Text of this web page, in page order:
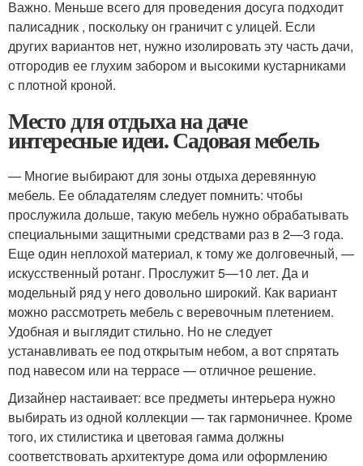
Важно. Меньше всего для проведения досуга подходит
палисадник , поскольку он граничит с улицей. Если
других вариантов нет, нужно изолировать эту часть дачи,
отгородив ее глухим забором и высокими кустарниками
с плотной кроной.
Место для отдыха на даче
интересные идеи. Садовая мебель
— Многие выбирают для зоны отдыха деревянную
мебель. Ее обладателям следует помнить: чтобы
прослужила дольше, такую мебель нужно обрабатывать
специальными защитными средствами раз в 2—3 года.
Еще один неплохой материал, к тому же долговечный, —
искусственный ротанг. Прослужит 5—10 лет. Да и
модельный ряд у него довольно широкий. Как вариант
можно рассмотреть мебель с веревочным плетением.
Удобная и выглядит стильно. Но не следует
устанавливать ее под открытым небом, а вот спрятать
под навесом или на террасе — отличное решение.
Дизайнер настаивает: все предметы интерьера нужно
выбирать из одной коллекции — так гармоничнее. Кроме
того, их стилистика и цветовая гамма должны
соответствовать архитектуре дома или оформлению